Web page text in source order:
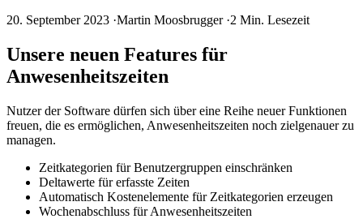
20. September 2023 ·Martin Moosbrugger ·2 Min. Lesezeit
Unsere neuen Features für
Anwesenheitszeiten
Nutzer der Software dürfen sich über eine Reihe neuer Funktionen
freuen, die es ermöglichen, Anwesenheitszeiten noch zielgenauer zu
managen.
Zeitkategorien für Benutzergruppen einschränken
Deltawerte für erfasste Zeiten
Automatisch Kostenelemente für Zeitkategorien erzeugen
Wochenabschluss für Anwesenheitszeiten